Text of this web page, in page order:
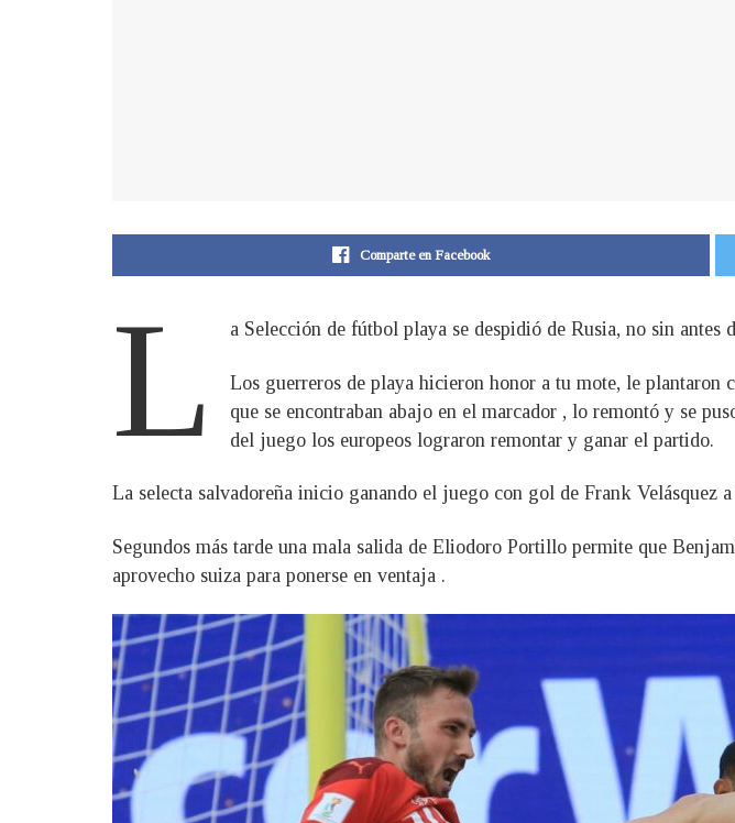
Comparte en Facebook
L a Selección de fútbol playa se despidió de Rusia, no sin
Los guerreros de playa hicieron honor a tu mote, le plantaron
que se encontraban abajo en el marcador , lo remontó y se
del juego los europeos lograron remontar y ganar el partido.
La selecta salvadoreña inicio ganando el juego con gol de Frank Velásquez
Segundos más tarde una mala salida de Eliodoro Portillo permite que
aprovecho suiza para ponerse en ventaja .